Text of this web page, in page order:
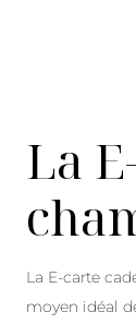
La
La E-carte
moyen idéal